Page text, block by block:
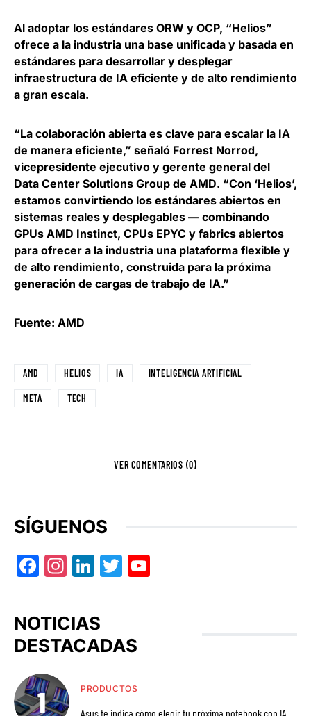
Al adoptar los estándares ORW y OCP, “Helios”
ofrece a la industria una base unificada y basada en
estándares para desarrollar y desplegar
infraestructura de IA eficiente y de alto rendimiento
a gran escala.
“La colaboración abierta es clave para escalar la IA
de manera eficiente,” señaló Forrest Norrod,
vicepresidente ejecutivo y gerente general del
Data Center Solutions Group de AMD. “Con ‘Helios’,
estamos convirtiendo los estándares abiertos en
sistemas reales y desplegables — combinando
GPUs AMD Instinct, CPUs EPYC y fabrics abiertos
para ofrecer a la industria una plataforma flexible y
de alto rendimiento, construida para la próxima
generación de cargas de trabajo de IA.”
Fuente: AMD
AMD HELIOS IA INTELIGENCIA ARTIFICIAL
META TECH
VER COMENTARIOS (0)
SÍGUENOS
Facebook
Instagram
LinkedIn
Twitter
NOTICIAS
DESTACADAS
PRODUCTOS
Asus te indica cómo elegir tu próxima notebook con IA